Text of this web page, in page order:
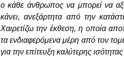
ο κάθε άνθρωπος να μπορεί να
κάνει, ανεξάρτητα από την
Χαιρετίζω την έκθεση, η οποία
τα ενδιαφερόμενα μέρη από τον
για την επίτευξη καλύτερης